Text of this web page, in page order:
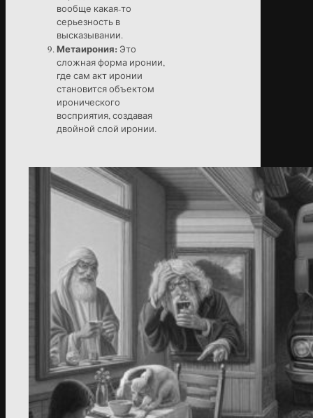
вообще какая-то
серьезность в
высказывании.
Метаирония: Это
сложная форма иронии,
где сам акт иронии
становится объектом
иронического
восприятия, создавая
двойной слой иронии.